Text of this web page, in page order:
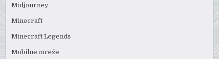
Midjourney
Minecraft
Minecraft Legends
Mobilne mreže